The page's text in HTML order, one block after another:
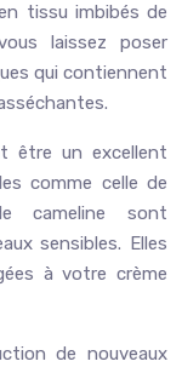
tissu imbibés de
laissez poser
qui contiennent
être un excellent
comme celle de
cameline sont
sensibles. Elles
à votre crème
de nouveaux